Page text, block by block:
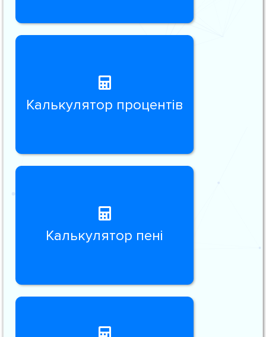
Калькулятор процентів
Калькулятор пені